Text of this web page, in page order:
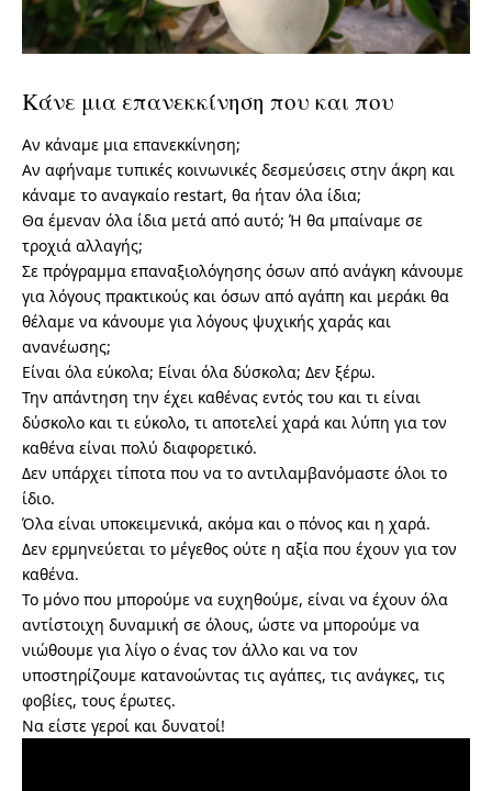
Κάνε μια επανεκκίνηση που και που
Αν κάναμε μια επανεκκίνηση;
Αν αφήναμε τυπικές κοινωνικές δεσμεύσεις στην άκρη και
κάναμε το αναγκαίο restart, θα ήταν όλα ίδια;
Θα έμεναν όλα ίδια μετά από αυτό; Ή θα μπαίναμε σε
τροχιά αλλαγής;
Σε πρόγραμμα επαναξιολόγησης όσων από ανάγκη κάνουμε
για λόγους πρακτικούς και όσων από αγάπη και μεράκι θα
θέλαμε να κάνουμε για λόγους ψυχικής χαράς και
ανανέωσης;
Είναι όλα εύκολα; Είναι όλα δύσκολα; Δεν ξέρω.
Την απάντηση την έχει καθένας εντός του και τι είναι
δύσκολο και τι εύκολο, τι αποτελεί χαρά και λύπη για τον
καθένα είναι πολύ διαφορετικό.
Δεν υπάρχει τίποτα που να το αντιλαμβανόμαστε όλοι το
ίδιο.
Όλα είναι υποκειμενικά, ακόμα και ο πόνος και η χαρά.
Δεν ερμηνεύεται το μέγεθος ούτε η αξία που έχουν για τον
καθένα.
Το μόνο που μπορούμε να ευχηθούμε, είναι να έχουν όλα
αντίστοιχη δυναμική σε όλους, ώστε να μπορούμε να
νιώθουμε για λίγο ο ένας τον άλλο και να τον
υποστηρίζουμε κατανοώντας τις αγάπες, τις ανάγκες, τις
φοβίες, τους έρωτες.
Να είστε γεροί και δυνατοί!